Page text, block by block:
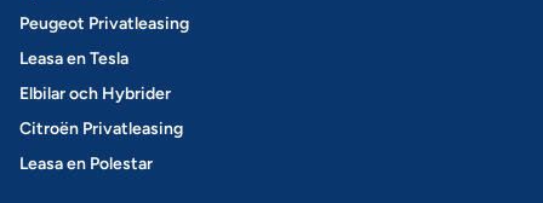
Peugeot Privatleasing
Leasa en Tesla
Elbilar och Hybrider
Citroën Privatleasing
Leasa en Polestar